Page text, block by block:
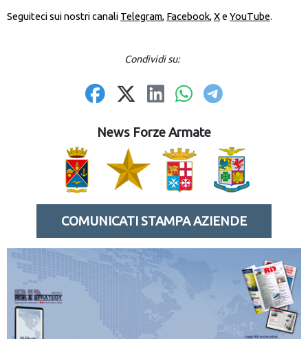
Seguiteci sui nostri canali Telegram, Facebook,Xe YouTube.
Condividi su:
News Forze Armate
COMUNICATI STAMPA AZIENDE